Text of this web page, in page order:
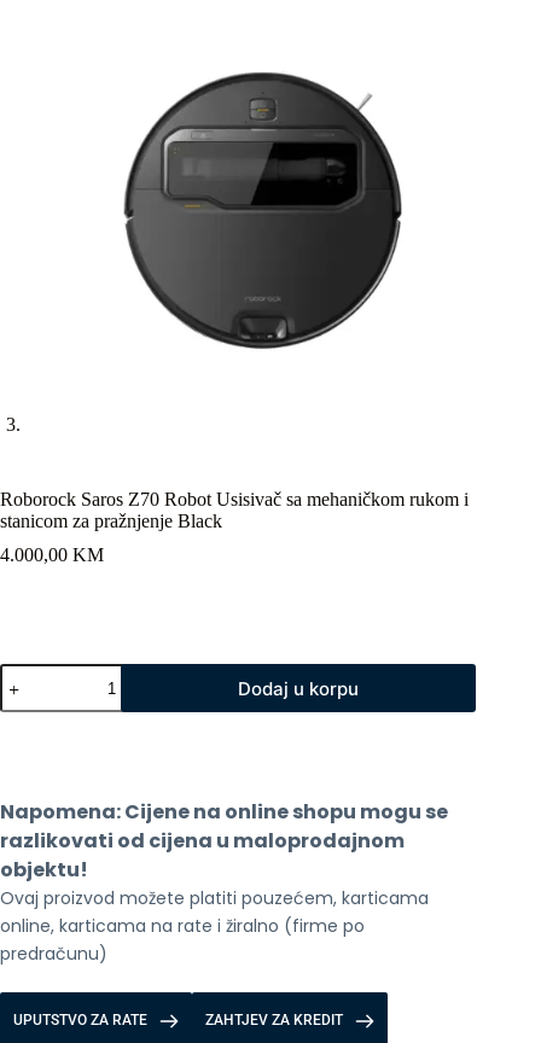
Roborock Saros Z70 Robot Usisivač sa mehaničkom rukom i
stanicom za pražnjenje Black
4.000,00 KM
Roborock
Saros
Z70
rukom
i
stanicom
za
pražnjenje
Black
količina
Dodaj u korpu
Napomena: Cijene na online shopu mogu se
razlikovati od cijena u maloprodajnom
objektu!
Ovaj proizvod možete platiti pouzećem, karticama
online, karticama na rate i žiralno (firme po
predračunu)
UPUTSTVO ZA RATE ZAHTJEV ZA KREDIT